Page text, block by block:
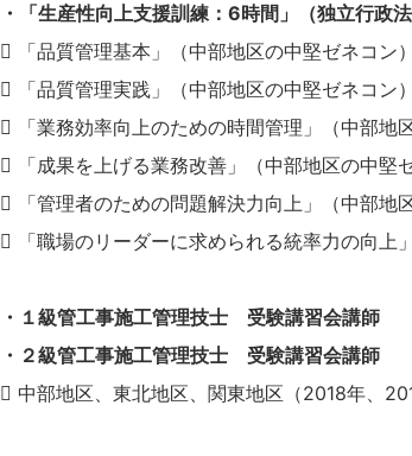
・「生産性向上支援訓練：6時間」（独立行政
 「品質管理基本」（中部地区の中堅ゼネコン
 「品質管理実践」（中部地区の中堅ゼネコン
 「業務効率向上のための時間管理」（中部地
 「成果を上げる業務改善」（中部地区の中堅
 「管理者のための問題解決力向上」（中部地
 「職場のリーダーに求められる統率力の向上
・１級管工事施工管理技士 受験講習会講師
・２級管工事施工管理技士 受験講習会講師
 中部地区、東北地区、関東地区（2018年、